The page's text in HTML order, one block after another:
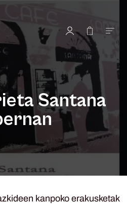
Santana
kanpoko erakusketak